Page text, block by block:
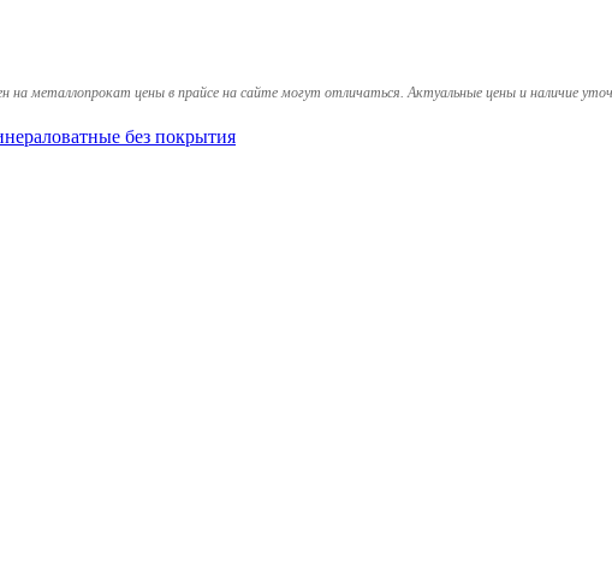
на металлопрокат цены в прайсе на сайте могут отличаться. Актуальные цены и наличие
без покрытия